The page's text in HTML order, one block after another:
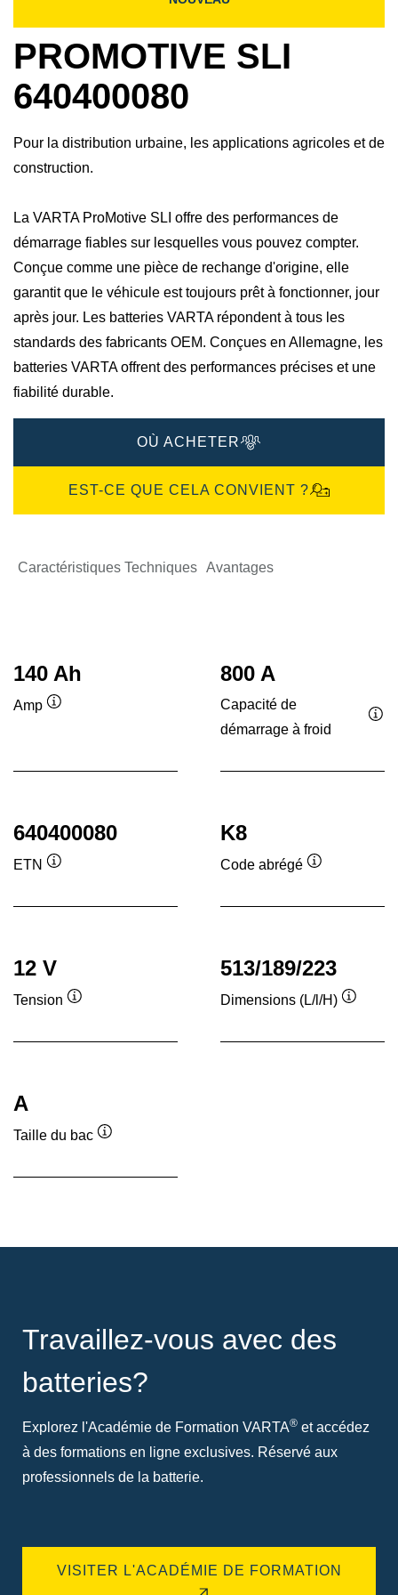
PROMOTIVE SLI
640400080
Pour la distribution urbaine, les applications agricoles et de
construction.
La VARTA ProMotive SLI offre des performances de
démarrage fiables sur lesquelles vous pouvez compter.
Conçue comme une pièce de rechange d'origine, elle
garantit que le véhicule est toujours prêt à fonctionner, jour
après jour. Les batteries VARTA répondent à tous les
standards des fabricants OEM. Conçues en Allemagne, les
batteries VARTA offrent des performances précises et une
fiabilité durable.
OÙ ACHETER
EST-CE QUE CELA CONVIENT ?
Caractéristiques Techniques Avantages
140 Ah
Amp
800 A
Capacité de
démarrage à froid
640400080
ETN
K8
Code abrégé
12 V
Tension
513/189/223
Dimensions (L/l/H)
A
Taille du bac
Travaillez-vous avec des
batteries?
Explorez l'Académie de Formation VARTA® et accédez
à des formations en ligne exclusives. Réservé aux
professionnels de la batterie.
VISITER L'ACADÉMIE DE FORMATION